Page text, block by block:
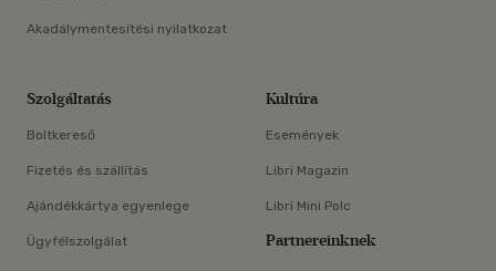
Akadálymentesítési nyilatkozat
Szolgáltatás
Boltkereső
Fizetés és szállítás
Ajándékkártya egyenlege
Ügyfélszolgálat
Kultúra
Események
Libri Magazin
Libri Mini Polc
Partnereinknek